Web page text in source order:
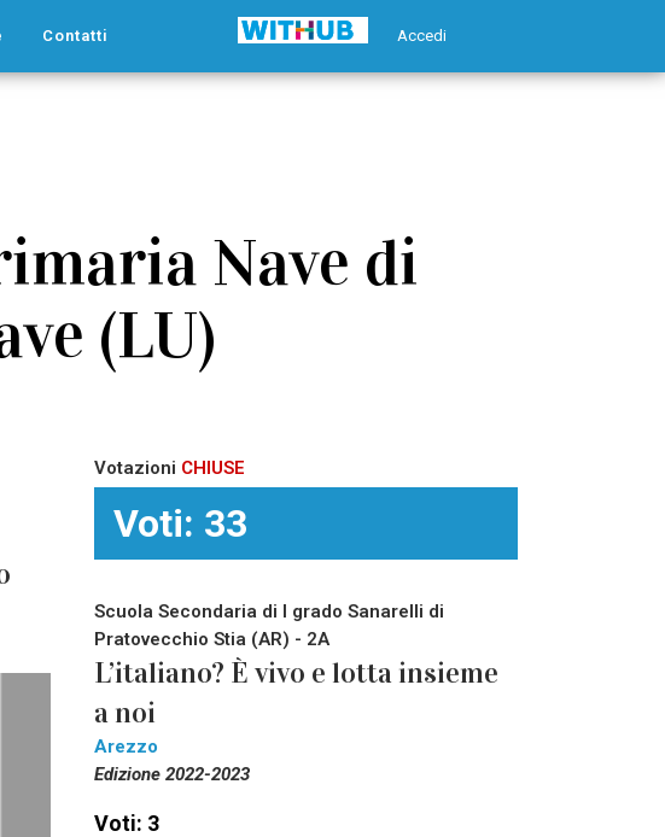
Accedi
Contatti
Nave di
(LU)
Votazioni CHIUSE
Voti: 33
Scuola Secondaria di I grado Sanarelli di
Pratovecchio Stia (AR) - 2A
L’italiano? È vivo e lotta insieme
a noi
Arezzo
Edizione 2022-2023
Voti: 3